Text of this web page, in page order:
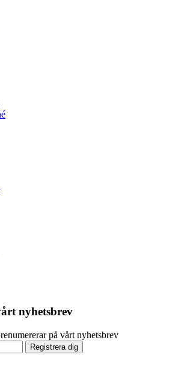
nyhetsbrev
på vårt nyhetsbrev
Registrera dig